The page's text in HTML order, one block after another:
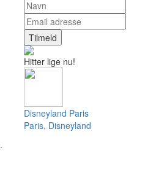
Tilmeld
Hitter lige nu!
Disneyland Paris
Paris, Disneyland